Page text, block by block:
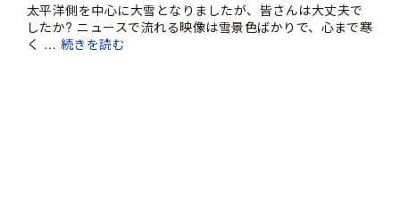
太平洋側を中心に大雪となりましたが、皆さんは大丈夫で
したか? ニュースで流れる映像は雪景色ばかりで、心まで寒
く … 続きを読む